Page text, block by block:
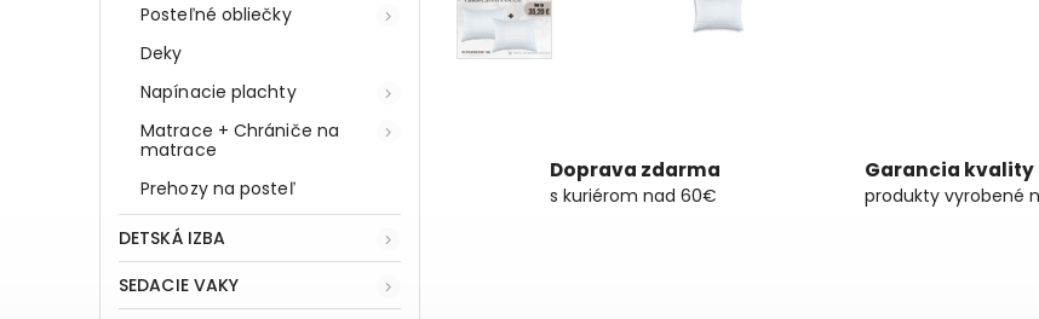
Posteľné obliečky
Deky
Napínacie plachty
Matrace + Chrániče na
matrace
Prehozy na posteľ
DETSKÁ IZBA
SEDACIE VAKY
Doprava zdarma
s kuriérom nad 60€
Garancia kvality
produkty vyrobené